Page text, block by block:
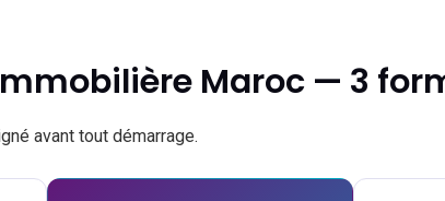
Maroc — 3
avant tout démarrage.